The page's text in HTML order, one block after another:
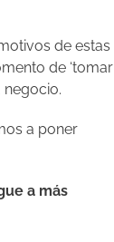
de estas
de ‘tomar
a poner
a más